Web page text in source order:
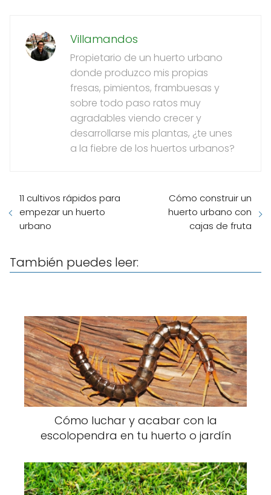
Villamandos
Propietario de un huerto urbano
donde produzco mis propias
fresas, pimientos, frambuesas y
sobre todo paso ratos muy
agradables viendo crecer y
desarrollarse mis plantas, ¿te unes
a la fiebre de los huertos urbanos?
11 cultivos rápidos para
empezar un huerto
urbano
Cómo construir un
huerto urbano con
cajas de fruta
También puedes leer:
Cómo luchar y acabar con la
escolopendra en tu huerto o jardín